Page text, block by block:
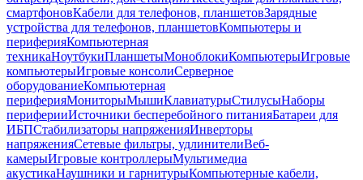
смартфоновКабели для телефонов, планшетовЗарядные
устройства для телефонов, планшетовКомпьютеры и
периферияКомпьютерная
техникаНоутбукиПланшетыМоноблокиКомпьютерыИгровые
компьютерыИгровые консолиСерверное
оборудованиеКомпьютерная
периферияМониторыМышиКлавиатурыСтилусыНаборы
периферииИсточники бесперебойного питанияБатареи для
ИБПСтабилизаторы напряженияИнверторы
напряженияСетевые фильтры, удлинителиВеб-
камерыИгровые контроллерыМультимедиа
акустикаНаушники и гарнитурыКомпьютерные кабели,